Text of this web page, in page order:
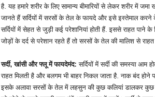
है. यह हमारे शरीर के लिए सामान्य बीमारियों से लेकर शरीर में
जानते हैं सर्दियों में सरसों के तेल के फायदे और इसे इस्तेमाल करने
सर्दियों में सेहत से जुड़ी कई परेशानियां होती हैं. इससे राहत
जोड़ों के दर्द से परेशान रहते हैं तो सरसों के तेल की मालिश से
सर्दी, खांसी और फ्लू में फायदेमंद: सर्दियों में सर्दी की समस्या
राहत मिलती है और बलगम भी बाहर निकल जाता है. नाक बंद होने
इसके अलावा सरसों के तेल में लहसुन की कुछ कलियां डालकर कुछ